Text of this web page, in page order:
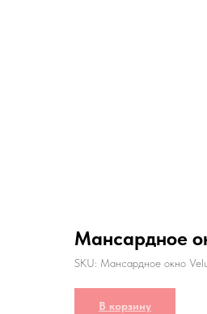
Мансардное
SKU: Мансардное окно
В корзину